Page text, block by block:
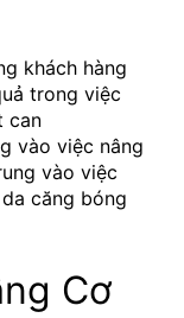
khách hàng
trong việc
can
vào việc nâng
vào việc
căng bóng
Cơ